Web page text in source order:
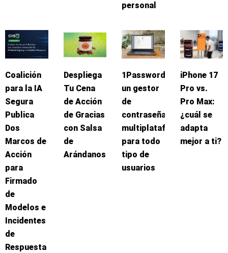
personal
Coalición
para la IA
Segura
Publica
Dos
Marcos de
Acción
para
Firmado
de
Modelos e
Incidentes
de
Respuesta
Despliega
Tu Cena
de Acción
de Gracias
con Salsa
de
Arándanos
1Password:
un gestor
de
contraseñas
multiplataforma
para todo
tipo de
usuarios
iPhone 17
Pro vs.
Pro Max:
¿cuál se
adapta
mejor a ti?